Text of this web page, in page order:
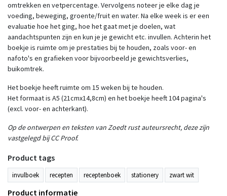
omtrekken en vetpercentage. Vervolgens noteer je elke dag je
voeding, beweging, groente/fruit en water. Na elke week is er een
evaluatie hoe het ging, hoe het gaat met je doelen, wat
aandachtspunten zijn en kun je je gewicht etc. invullen. Achterin het
boekje is ruimte om je prestaties bij te houden, zoals voor- en
nafoto's en grafieken voor bijvoorbeeld je gewichtsverlies,
buikomtrek.
Het boekje heeft ruimte om 15 weken bij te houden.
Het formaat is A5 (21cmx14,8cm) en het boekje heeft 104 pagina's
(excl. voor- en achterkant).
Op de ontwerpen en teksten van Zoedt rust auteursrecht, deze zijn
vastgelegd bij CC Proof.
Product tags
invulboek recepten receptenboek stationery zwart wit
Product informatie